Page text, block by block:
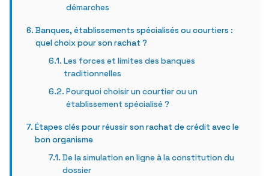
démarches
Banques, établissements spécialisés ou courtiers :
quel choix pour son rachat ?
Les forces et limites des banques
traditionnelles
Pourquoi choisir un courtier ou un
établissement spécialisé ?
Étapes clés pour réussir son rachat de crédit avec le
bon organisme
De la simulation en ligne à la constitution du
dossier